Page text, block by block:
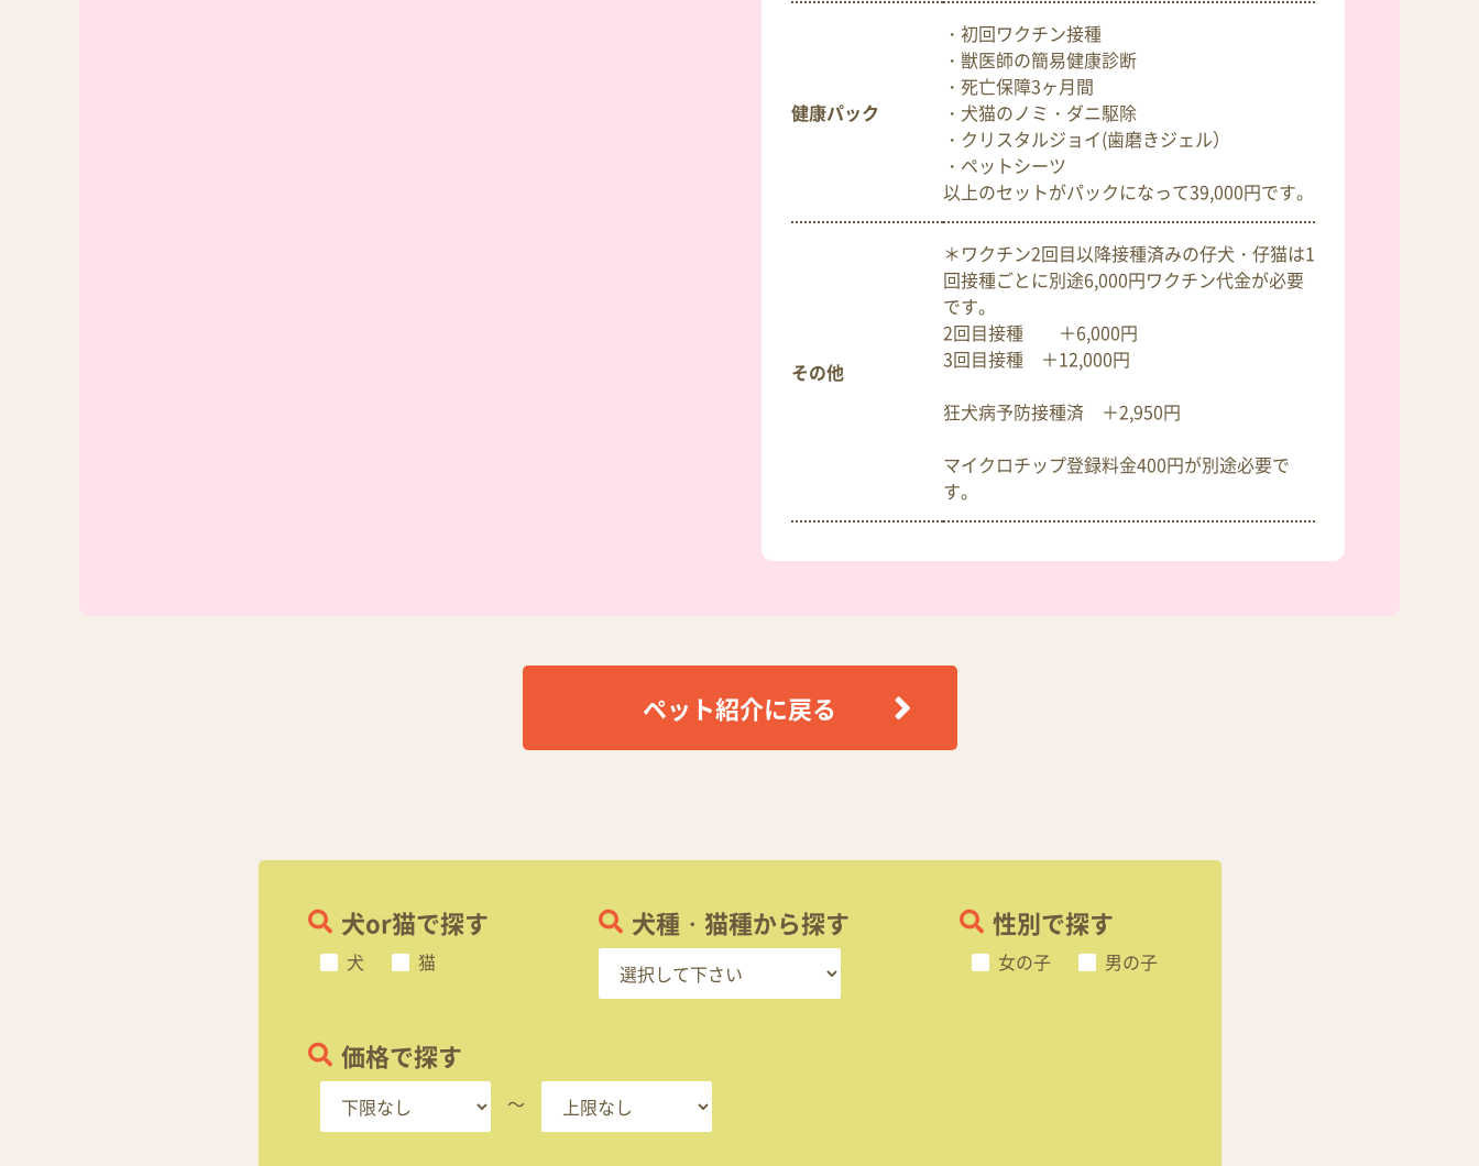
健康パック
・初回ワクチン接種
・獣医師の簡易健康診断
・死亡保障3ヶ月間
・犬猫のノミ・ダニ駆除
・クリスタルジョイ(歯磨きジェル）
・ペットシーツ
以上のセットがパックになって39,000円です。
その他
＊ワクチン2回目以降接種済みの仔犬・仔猫は1
回接種ごとに別途6,000円ワクチン代金が必要
です。
2回目接種 ＋6,000円
3回目接種 ＋12,000円
狂犬病予防接種済 ＋2,950円
マイクロチップ登録料金400円が別途必要で
す。
ペット紹介に戻る
犬or猫で探す
犬 猫
犬種・猫種から探す 性別で探す
女の子 男の子
価格で探す
～